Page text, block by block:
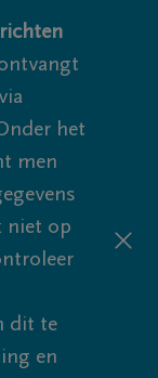
het
men
niet op
dit te
en